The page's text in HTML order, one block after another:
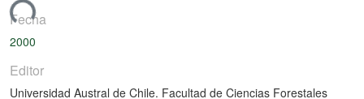
Fecha
2000
Editor
Universidad Austral de Chile. Facultad de Ciencias Forestales